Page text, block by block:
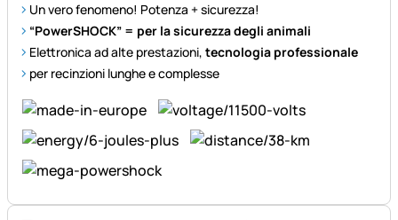
Un vero fenomeno! Potenza + sicurezza!
“PowerSHOCK” = per la sicurezza degli animali
Elettronica ad alte prestazioni, tecnologia professionale
per recinzioni lunghe e complesse